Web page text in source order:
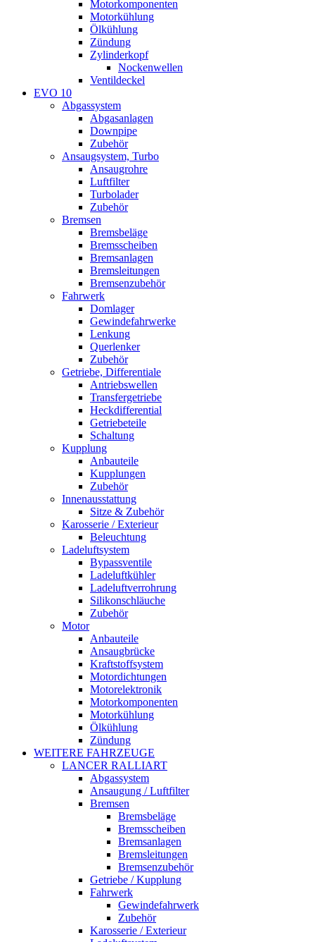
Motorkomponenten
Motorkühlung
Ölkühlung
Zündung
Zylinderkopf
Nockenwellen
Ventildeckel
EVO 10
Abgassystem
Abgasanlagen
Downpipe
Zubehör
Ansaugsystem, Turbo
Ansaugrohre
Luftfilter
Turbolader
Zubehör
Bremsen
Bremsbeläge
Bremsscheiben
Bremsanlagen
Bremsleitungen
Bremsenzubehör
Fahrwerk
Domlager
Gewindefahrwerke
Lenkung
Querlenker
Zubehör
Getriebe, Differentiale
Antriebswellen
Transfergetriebe
Heckdifferential
Getriebeteile
Schaltung
Kupplung
Anbauteile
Kupplungen
Zubehör
Innenausstattung
Sitze & Zubehör
Karosserie / Exterieur
Beleuchtung
Ladeluftsystem
Bypassventile
Ladeluftkühler
Ladeluftverrohrung
Silikonschläuche
Zubehör
Motor
Anbauteile
Ansaugbrücke
Kraftstoffsystem
Motordichtungen
Motorelektronik
Motorkomponenten
Motorkühlung
Ölkühlung
Zündung
WEITERE FAHRZEUGE
LANCER RALLIART
Abgassystem
Ansaugung / Luftfilter
Bremsen
Bremsbeläge
Bremsscheiben
Bremsanlagen
Bremsleitungen
Bremsenzubehör
Getriebe / Kupplung
Fahrwerk
Gewindefahrwerk
Zubehör
Karosserie / Exterieur